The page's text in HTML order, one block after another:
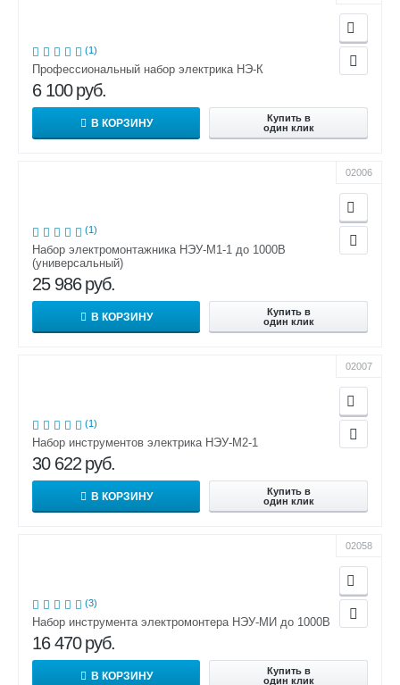
(1)
Профессиональный набор электрика НЭ-К
6 100 руб.
В КОРЗИНУ
Купить в
один клик
02006
(1)
Набор электромонтажника НЭУ-М1-1 до 1000В
(универсальный)
25 986 руб.
В КОРЗИНУ
Купить в
один клик
02007
(1)
Набор инструментов электрика НЭУ-М2-1
30 622 руб.
В КОРЗИНУ
Купить в
один клик
02058
(3)
Набор инструмента электромонтера НЭУ-МИ до 1000В
16 470 руб.
В КОРЗИНУ
Купить в
один клик